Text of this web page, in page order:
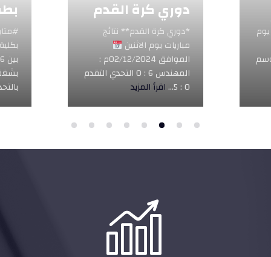
دوري كرة القدم
*دوري كرة القدم** نتائج
مباريات يوم الاثنين
الموافق 02/12/2024م :
المهندس 6 : 0 التحدي التقدم
اقرأ المزيد
بكلية
بين
بشغف
بالتحدي...
